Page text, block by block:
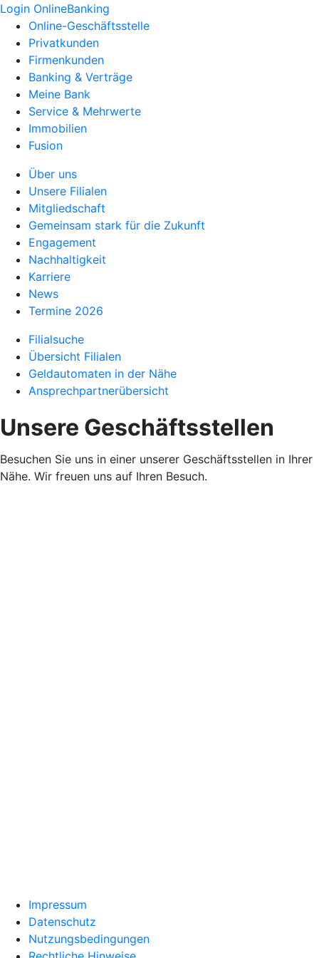
Login OnlineBanking
Online-Geschäftsstelle
Privatkunden
Firmenkunden
Banking & Verträge
Meine Bank
Service & Mehrwerte
Immobilien
Fusion
Über uns
Unsere Filialen
Mitgliedschaft
Gemeinsam stark für die Zukunft
Engagement
Nachhaltigkeit
Karriere
News
Termine 2026
Filialsuche
Übersicht Filialen
Geldautomaten in der Nähe
Ansprechpartnerübersicht
Unsere Geschäftsstellen
Besuchen Sie uns in einer unserer Geschäftsstellen in Ihrer
Nähe. Wir freuen uns auf Ihren Besuch.
Impressum
Datenschutz
Nutzungsbedingungen